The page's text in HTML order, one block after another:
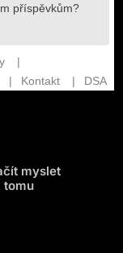
myslet
tomu